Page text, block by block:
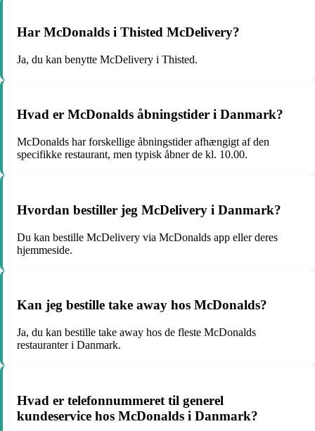
Har McDonalds i Thisted McDelivery?
Ja, du kan benytte McDelivery i Thisted.
Hvad er McDonalds åbningstider i Danmark?
McDonalds har forskellige åbningstider afhængigt af den
specifikke restaurant, men typisk åbner de kl. 10.00.
Hvordan bestiller jeg McDelivery i Danmark?
Du kan bestille McDelivery via McDonalds app eller deres
hjemmeside.
Kan jeg bestille take away hos McDonalds?
Ja, du kan bestille take away hos de fleste McDonalds
restauranter i Danmark.
Hvad er telefonnummeret til generel
kundeservice hos McDonalds i Danmark?